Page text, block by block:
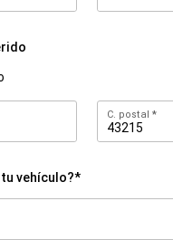
C. postalC.
vehículo?*